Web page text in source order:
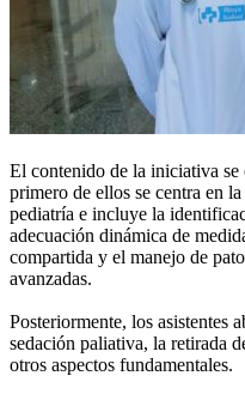
El contenido de la iniciativa
primero de ellos se centra en
pediatría e incluye la
adecuación dinámica de
compartida y el manejo de
avanzadas.
Posteriormente, los asistentes
sedación paliativa, la retirada
otros aspectos fundamentales.